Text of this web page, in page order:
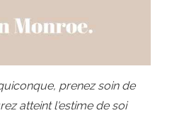
prenez soin de
atteint l'estime de soi